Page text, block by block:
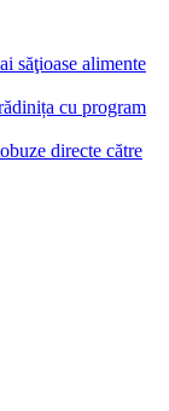
săţioase alimente
cu program
directe către